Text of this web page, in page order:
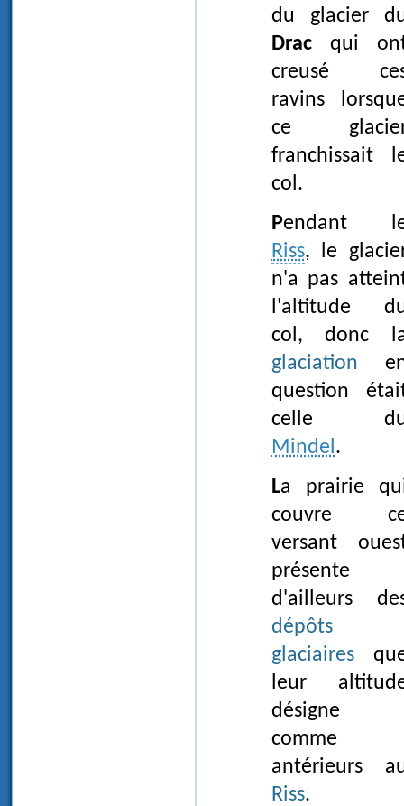
du glacier
Dracqui
creusé
ravins
ce
franchissait
col.
Pendant
Riss, le
n'a pas
l'altitude
col, donc
glaciation
question
celle
Mindel.
La prairie qui
couvre
versant
présente
d'ailleurs
dépôts
glaciaires
leur
désigne
comme
antérieurs
Riss.